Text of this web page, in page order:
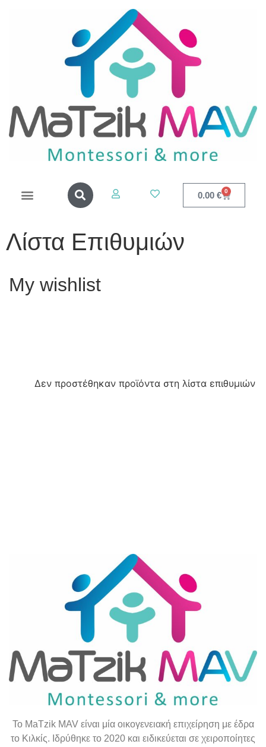
0.00 € 0
Λίστα Επιθυμιών
My wishlist
Δεν προστέθηκαν προϊόντα στη λίστα επιθυμιών
To MaTzik MAVείναι μία οικογενειακή επιχείρηση με έδρα
το Κιλκίς. Ιδρύθηκε το 2020 και ειδικεύεται σε χειροποίητες